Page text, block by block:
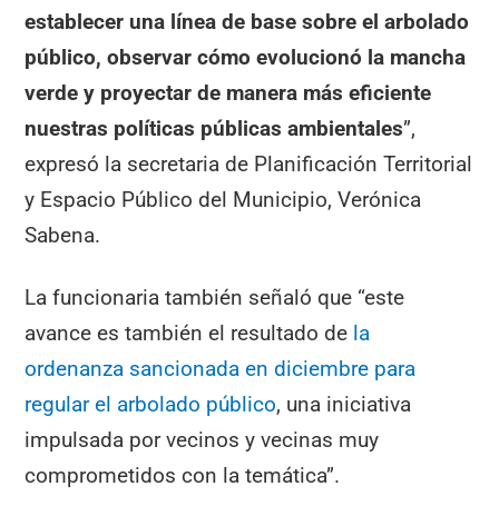
establecer una línea de base sobre el arbolado
público, observar cómo evolucionó la mancha
verde y proyectar de manera más eficiente
nuestras políticas públicas ambientales”,
expresó la secretaria de Planificación Territorial
y Espacio Público del Municipio, Verónica
Sabena.
La funcionaria también señaló que “este
avance es también el resultado de la
ordenanza sancionada en diciembre para
regular el arbolado público, una iniciativa
impulsada por vecinos y vecinas muy
comprometidos con la temática”.